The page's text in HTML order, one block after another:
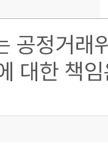
공정거래
대한 책